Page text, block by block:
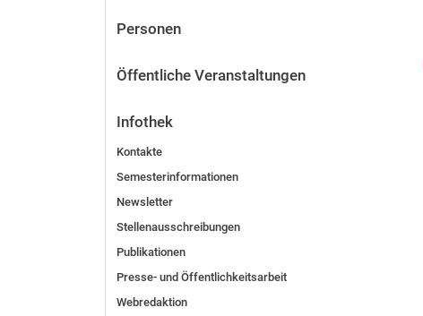
Personen
Öffentliche Veranstaltungen
Infothek
Kontakte
Semesterinformationen
Newsletter
Stellenausschreibungen
Publikationen
Presse- und Öffentlichkeitsarbeit
Webredaktion